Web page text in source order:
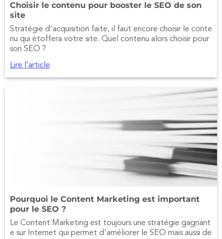
Choisir le contenu pour booster le SEO de son
site
Stratégie d'acquisition faite, il faut encore choisir le conte
nu qui étoffera votre site. Quel contenu alors choisir pour
son SEO ?
Lire l’article
Pourquoi le Content Marketing est important
pour le SEO ?
Le Content Marketing est toujours une stratégie gagnant
e sur Internet qui permet d'améliorer le SEO mais aussi de